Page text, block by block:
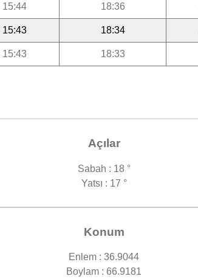
15:44 18:36
15:43 18:34
15:43 18:33
Açılar
Sabah : 18 °
Yatsı : 17 °
Konum
Enlem : 36.9044
Boylam : 66.9181